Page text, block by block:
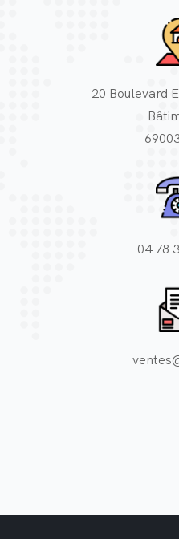
20 Boulevard
04 78